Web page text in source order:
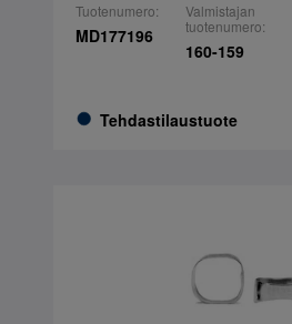
Tuotenumero:
MD177196
Tehdastilaustuote
Valmistajan
tuotenumero:
160-159